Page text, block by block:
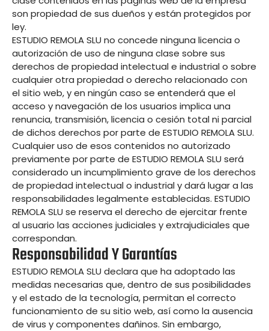
son propiedad de sus dueños y están protegidos por
ley.
ESTUDIO REMOLA SLU no concede ninguna licencia o
autorización de uso de ninguna clase sobre sus
derechos de propiedad intelectual e industrial o sobre
cualquier otra propiedad o derecho relacionado con
el sitio web, y en ningún caso se entenderá que el
acceso y navegación de los usuarios implica una
renuncia, transmisión, licencia o cesión total ni parcial
de dichos derechos por parte de ESTUDIO REMOLA SLU.
Cualquier uso de esos contenidos no autorizado
previamente por parte de ESTUDIO REMOLA SLU será
considerado un incumplimiento grave de los derechos
de propiedad intelectual o industrial y dará lugar a las
responsabilidades legalmente establecidas. ESTUDIO
REMOLA SLU se reserva el derecho de ejercitar frente
al usuario las acciones judiciales y extrajudiciales que
correspondan.
Responsabilidad Y Garantías
ESTUDIO REMOLA SLU declara que ha adoptado las
medidas necesarias que, dentro de sus posibilidades
y el estado de la tecnología, permitan el correcto
funcionamiento de su sitio web, así como la ausencia
de virus y componentes dañinos. Sin embargo,